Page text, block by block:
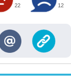
22 12